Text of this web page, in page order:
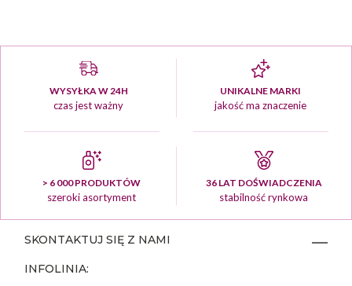
WYSYŁKA W 24H
czas jest ważny
UNIKALNE MARKI
jakość ma znaczenie
> 6 000 PRODUKTÓW
szeroki asortyment
36 LAT DOŚWIADCZENIA
stabilność rynkowa
SKONTAKTUJ SIĘ Z NAMI
INFOLINIA: